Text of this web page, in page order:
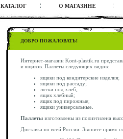
КАТАЛОГ О МАГАЗИНЕ
ДОБРО ПОЖАЛОВАТЬ!
Интернет-магазин Kont-plastik.ru
и ящиков. Паллеты следующих видов:
ящики под кондитерские изделия;
ящики под рассаду;
лотки под хлеб;
ящик хлебный;
ящик под пирожные;
ящики универсальные.
Паллеты изготовлены из полиэтилена
Доставка по всей России. Звоните прямо